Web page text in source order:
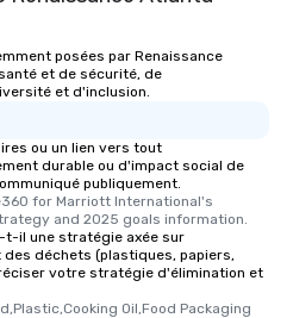
to gather and dine
experienced, and all
remember. Our one-
last. It’s an
will reminisce about
leave. Location, Location, Location
One of the best
convenient and
experience is
restaurants are
posées par Renaissance
et de sécurité, de
et d'inclusion.
ou un lien vers tout
durable ou d'impact social de
publiquement.
for Marriott International's
and 2025 goals information.
t-il une stratégie axée sur
déchets (plastiques, papiers,
votre stratégie d'élimination et
Oil,Food Packaging